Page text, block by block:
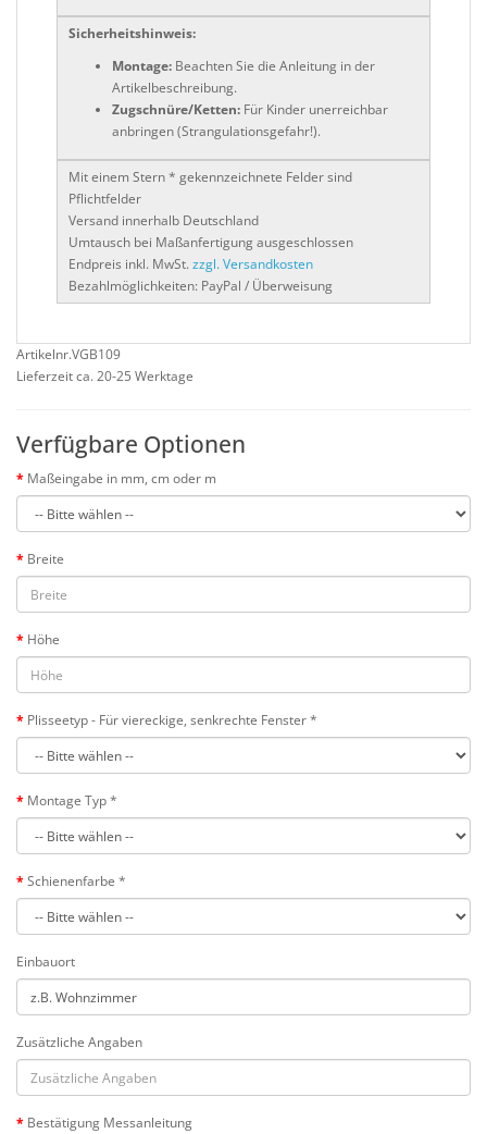
Sicherheitshinweis:
Montage: Beachten Sie die Anleitung in der
Artikelbeschreibung.
Zugschnüre/Ketten: Für Kinder unerreichbar
anbringen (Strangulationsgefahr!).
Mit einem Stern * gekennzeichnete Felder sind
Pflichtfelder
Versand innerhalb Deutschland
Umtausch bei Maßanfertigung ausgeschlossen
Endpreis inkl. MwSt. zzgl. Versandkosten
Bezahlmöglichkeiten: PayPal / Überweisung
Artikelnr.VGB109
Lieferzeit ca. 20-25 Werktage
Verfügbare Optionen
Maßeingabe in mm, cm oder m
Breite
Höhe
Plisseetyp - Für viereckige, senkrechte Fenster *
Montage Typ *
Schienenfarbe *
Einbauort
Zusätzliche Angaben
Bestätigung Messanleitung